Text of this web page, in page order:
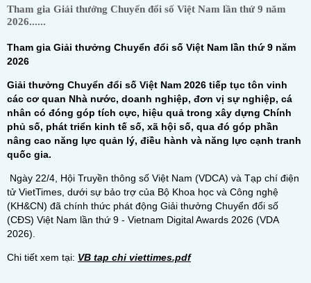
Tham gia Giải thưởng Chuyển đổi số Việt Nam lần thứ 9 năm
2026......
Tham gia Giải thưởng Chuyển đổi số Việt Nam lần thứ 9 năm
2026
Giải thưởng Chuyển đổi số Việt Nam 2026 tiếp tục tôn vinh
các cơ quan Nhà nước, doanh nghiệp, đơn vị sự nghiệp, cá
nhân có đóng góp tích cực, hiệu quả trong xây dựng Chính
phủ số, phát triển kinh tế số, xã hội số, qua đó góp phần
nâng cao năng lực quản lý, điều hành và năng lực cạnh tranh
quốc gia.
Ngày 22/4, Hội Truyền thông số Việt Nam (VDCA) và Tạp chí điện
tử VietTimes, dưới sự bảo trợ của Bộ Khoa học và Công nghệ
(KH&CN) đã chính thức phát động Giải thưởng Chuyển đổi số
(CĐS) Việt Nam lần thứ 9 - Vietnam Digital Awards 2026 (VDA
2026).
Chi tiết xem tại: VB tap chi viettimes.pdf